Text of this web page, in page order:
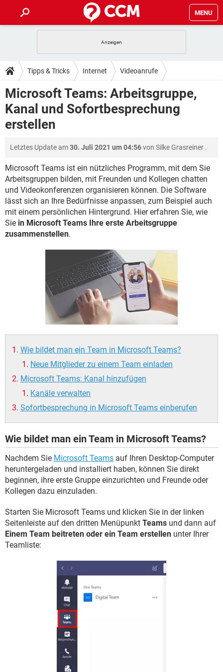
MENU
ANDROID IOS
WINDOWS 10 INSTAGRAM
WHATSAPP TIKTOK
FACEBOOK
TIPPS & TRICKS
SPIELE
ANDROID IOS
INSTAGRAM
FACEBOOK HARDWARE
DOWNLOADS
SPIELE STREAMING
ANDROID
FACEBOOK HARDWARE
FORUM
ANDROID IOS
WINDOWS 10 INSTAGRAM
WHATSAPP
FACEBOOK HARDWARE
ANDROID IOS
WINDOWS 10 INSTAGRAM
WHATSAPP TIKTOK
FACEBOOK HARDWARE
Tipps & Tricks Internet Videoanrufe
Microsoft Teams: Arbeitsgruppe,
Kanal und Sofortbesprechung
erstellen
Letztes Update am30. Juli 2021 um 04:56von Silke Grasreiner .
Microsoft Teams ist ein nützliches Programm, mit dem Sie
Arbeitsgruppen bilden, mit Freunden und Kollegen chatten
und Videokonferenzen organisieren können. Die Software
lässt sich an Ihre Bedürfnisse anpassen, zum Beispiel auch
mit einem persönlichen Hintergrund. Hier erfahren Sie, wie
Sie in Microsoft Teams Ihre erste Arbeitsgruppe
zusammenstellen.
Wie bildet man ein Team in Microsoft Teams?
Neue Mitglieder zu einem Team einladen
Microsoft Teams: Kanal hinzufügen
Kanäle verwalten
Sofortbesprechung in Microsoft Teams einberufen
Wie bildet man ein Team in Microsoft Teams?
Nachdem Sie Microsoft Teams auf Ihren Desktop-Computer
heruntergeladen und installiert haben, können Sie direkt
beginnen, ihre erste Gruppe einzurichten und Freunde oder
Kollegen dazu einzuladen.
Starten Sie Microsoft Teams und klicken Sie in der linken
Seitenleiste auf den dritten Menüpunkt Teams und dann auf
Einem Team beitreten oder ein Team erstellen unter Ihrer
Teamliste: